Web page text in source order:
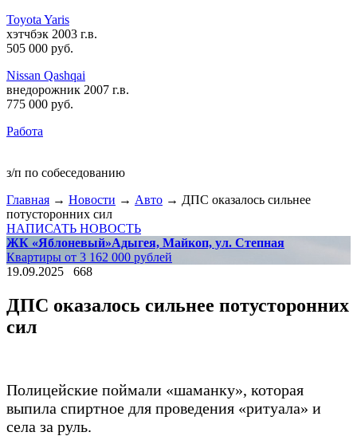
Toyota Yaris
хэтчбэк 2003 г.в.
505 000 руб.
Nissan Qashqai
внедорожник 2007 г.в.
775 000 руб.
Работа
з/п по собеседованию
Главная → Новости → Авто → ДПС оказалось сильнее
потусторонних сил
НАПИСАТЬ НОВОСТЬ
ЖК «Яблоневый»Адыгея, Майкоп, ул. Степная
Квартиры от 3 162 000 рублей
19.09.2025
668
ДПС оказалось сильнее потусторонних
сил
Полицейские поймали «шаманку», которая
выпила спиртное для проведения «ритуала» и
села за руль.